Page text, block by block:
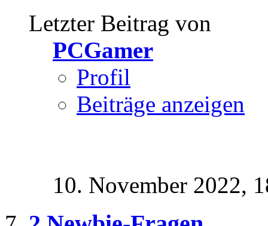
Letzter Beitrag von
PCGamer
Profil
Beiträge anzeigen
10. November 2022,